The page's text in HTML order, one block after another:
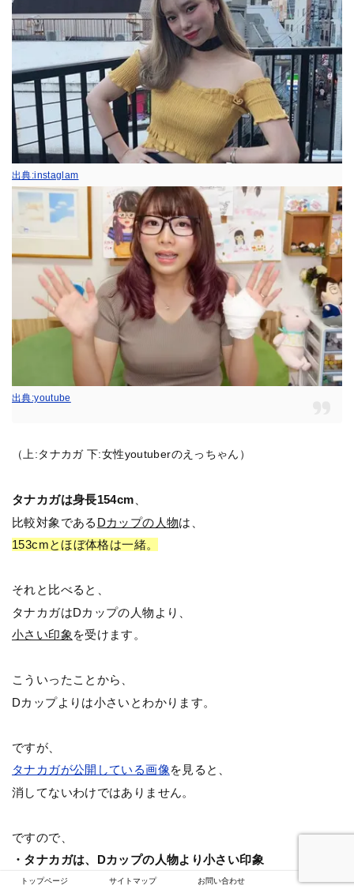
出典:instaglam
出典:youtube
（上:タナカガ 下:女性youtuberのえっちゃん）
タナカガは身長154cm
比較対象である Dカップの人物は、
153cmとほぼ体格は一緒。
それと比べると、
タナカガはDカップの人物より、
小さい印象 を受けます。
こういったことから、
Dカップよりは小さいとわかります。
ですが、
タナカガが公開している画像を見ると、
消してないわけではありません。
ですので、
・タナカガは、Dカップの人物より小さい印象
・しかし、全くないわけではない
トップページ サイトマップ お問い合わせ